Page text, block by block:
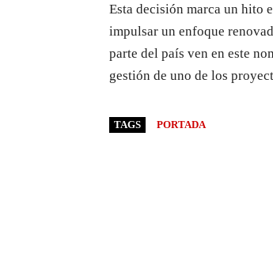
Esta decisión marca un hito
impulsar un enfoque
parte del país ven en este
gestión de uno de los
TAGS PORTADA